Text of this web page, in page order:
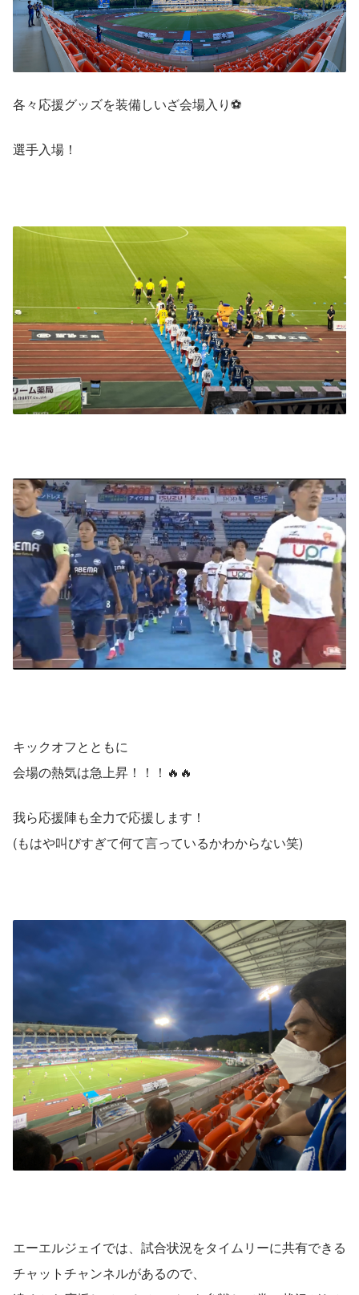
各々応援グッズを装備しいざ会場入り⚽
選手入場！
キックオフとともに
会場の熱気は急上昇！！！🔥🔥
我ら応援陣も全力で応援します！
(もはや叫びすぎて何て言っているかわからない笑)
エーエルジェイでは、試合状況をタイムリーに共有できる
チャットチャンネルがあるので、